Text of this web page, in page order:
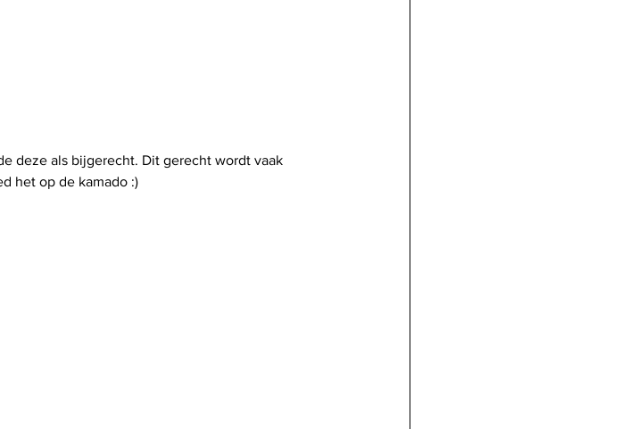
deze als bijgerecht. Dit gerecht wordt vaak
het op de kamado :)